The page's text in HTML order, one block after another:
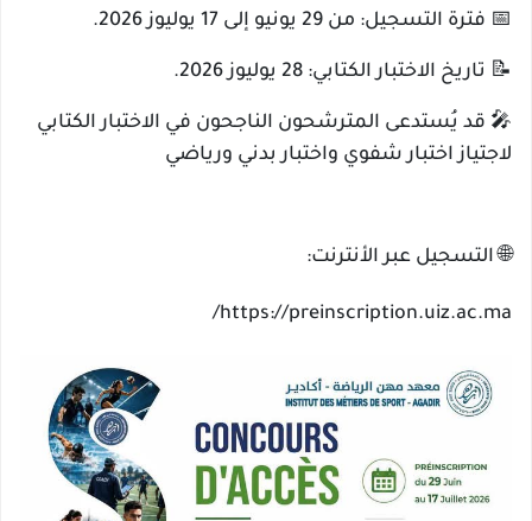
📅 فترة التسجيل: من 29 يونيو إلى 17 يوليوز 2026.
📝 تاريخ الاختبار الكتابي: 28 يوليوز 2026.
🎤 قد يُستدعى المترشحون الناجحون في الاختبار الكتابي
لاجتياز اختبار شفوي واختبار بدني ورياضي
🌐 التسجيل عبر الأنترنت:
https://preinscription.uiz.ac.ma/